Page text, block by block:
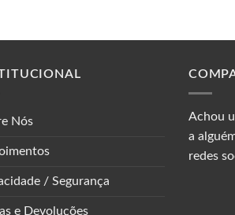
Nós
/ Segurança
e Devoluções
Achou
a
redes